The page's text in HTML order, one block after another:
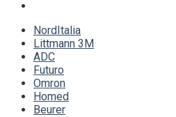
NordItalia
Littmann 3M
ADC
Futuro
Omron
Homed
Beurer